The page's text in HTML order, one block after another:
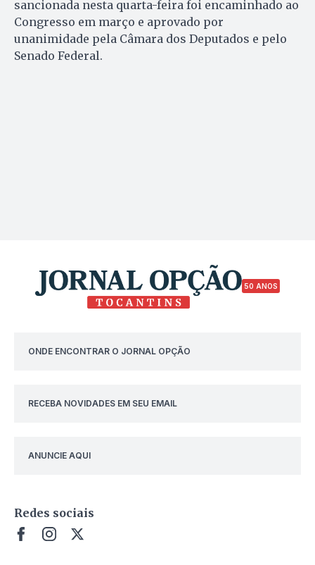
sancionada nesta quarta-feira foi encaminhado ao
Congresso em março e aprovado por
unanimidade pela Câmara dos Deputados e pelo
Senado Federal.
50 ANOS
ONDE ENCONTRAR O JORNAL OPÇÃO
RECEBA NOVIDADES EM SEU EMAIL
ANUNCIE AQUI
Redes sociais